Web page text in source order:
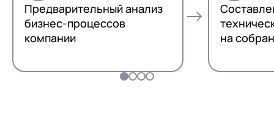
Предварительный анализ
бизнес-процессов
компании
на